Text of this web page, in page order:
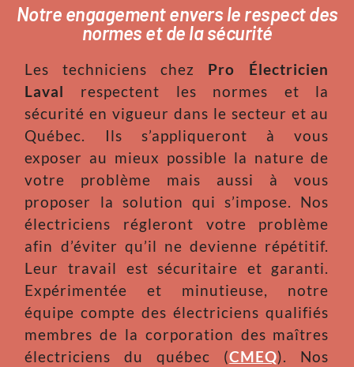
Notre engagement envers le respect des
normes et de la sécurité
Les techniciens chez Pro Électricien
Laval
respectent les normes et la
sécurité en vigueur dans le secteur et au
Québec. Ils s’appliqueront à vous
exposer au mieux possible la nature de
votre problème mais aussi à vous
proposer la solution qui s’impose. Nos
électriciens régleront votre problème
afin d’éviter qu’il ne devienne répétitif.
Leur travail est sécuritaire et garanti.
Expérimentée et minutieuse, notre
équipe compte des électriciens qualifiés
membres de la corporation des maîtres
électriciens du québec (CMEQ). Nos